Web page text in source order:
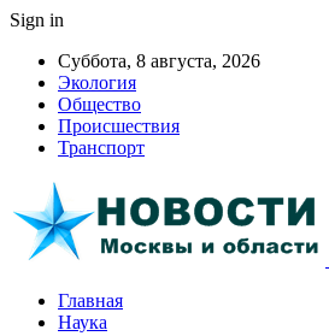
Sign in
Суббота, 8 августа, 2026
Экология
Общество
Происшествия
Транспорт
Главная
Наука